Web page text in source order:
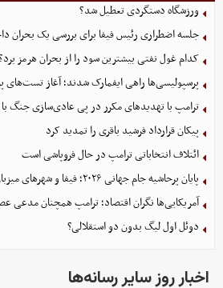
ورزشگاه دستگردی تعطیل شد؟
جلسه اضطراری رئیس فیفا برای بررسی یک بحران
کدام غول نفتی بیشترین سود را از بحران هرمز
پرسپولیسی‌ها راهی ایفمارک شدند؛ آغاز
ترامپ با تهدیدهای مکرر در پی عادی‌سازی جنگ با
پیکان قرارداد فرشید باقری را تمدید کرد
ائتلاف انتخاباتی ترامپ در حال فروپاشی است
پایان پرحاشیه جام جهانی ۲۰۲۶؛ فیفا و شهرهای میزبان وارد تنش شدند
آمریکایی‌ها نگران اقتصاد؛ ترامپ همچنان مدعی
دوئل اول لیگ بدون دو استقلالی؟